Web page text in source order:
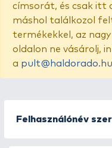
címsorát, és csak itt
máshol találkozol
termékekkel, az
oldalon ne vásárolj,
a pult@haldorado.hu
Felhasználónév